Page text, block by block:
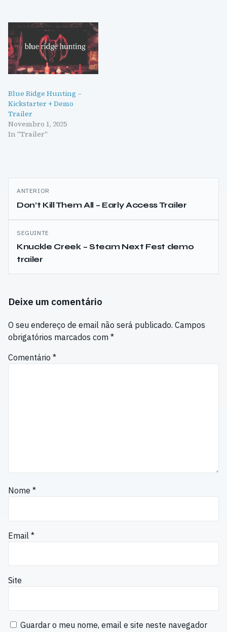
Blue Ridge Hunting –
Kickstarter + Demo
Trailer
Novembro 1, 2025
In "Trailer"
Navegação
de
artigos
ANTERIOR
Don’t Kill Them All – Early Access Trailer
SEGUINTE
Knuckle Creek – Steam Next Fest demo
trailer
Deixe um comentário
O seu endereço de email não será publicado. Campos
obrigatórios marcados com *
Comentário *
Nome *
Email *
Site
Guardar o meu nome, email e site neste navegador